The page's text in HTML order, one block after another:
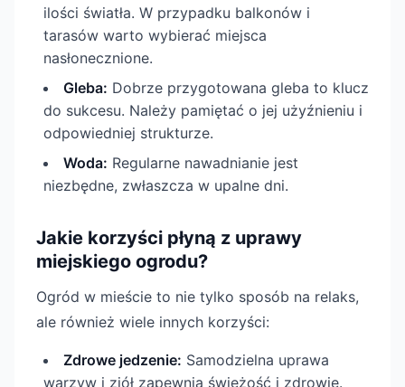
ilości światła. W przypadku balkonów i
tarasów warto wybierać miejsca
nasłonecznione.
Gleba: Dobrze przygotowana gleba to klucz
do sukcesu. Należy pamiętać o jej użyźnieniu i
odpowiedniej strukturze.
Woda: Regularne nawadnianie jest
niezbędne, zwłaszcza w upalne dni.
Jakie korzyści płyną z uprawy
miejskiego ogrodu?
Ogród w mieście to nie tylko sposób na relaks,
ale również wiele innych korzyści:
Zdrowe jedzenie: Samodzielna uprawa
warzyw i ziół zapewnia świeżość i zdrowie.